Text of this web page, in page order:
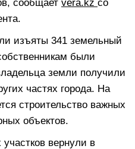
сообщает vera.kz со
изъяты 341 земельный
были
земли получили
частях города. На
строительство важных
объектов.
вернули в